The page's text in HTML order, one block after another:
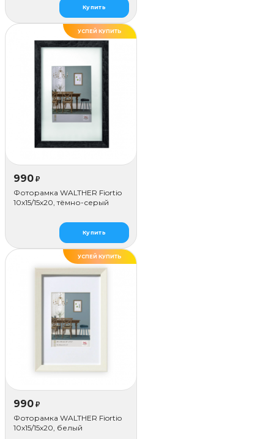
Купить
УСПЕЙ КУПИТЬ
990 ₽
Фоторамка WALTHER Fiortio
10x15/15х20, тёмно-серый
Купить
УСПЕЙ КУПИТЬ
990 ₽
Фоторамка WALTHER Fiortio
10x15/15х20, белый